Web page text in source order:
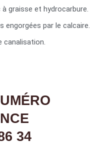
graisse et hydrocarbure.
engorgées par le calcaire.
34